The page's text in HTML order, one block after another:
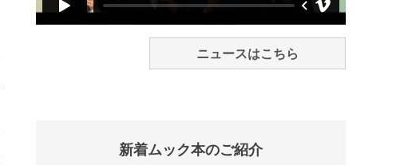
ニュースはこちら
新着ムック本のご紹介